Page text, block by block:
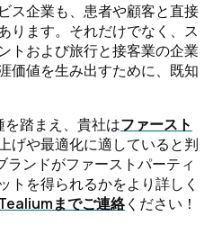
ス企業も、患者や顧客と直接
ります。それだけでなく、ス
トおよび旅行と接客業の企業
価値を生み出すために、既知
踏まえ、貴社はファースト
げや最適化に適していると判
ンドがファーストパーティ
トを得られるかをより詳しく
までご連絡ください！